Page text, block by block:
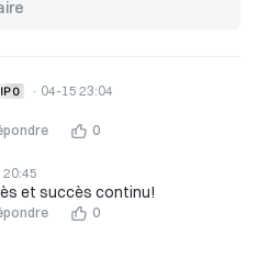
· 04-15 23:04
0
20:45
et succès continu!
0